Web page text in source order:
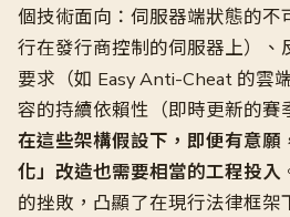
個技術面向：伺服器端狀態的不
行在發行商控制的伺服器上）、
要求（如 Easy Anti-Cheat 的雲
容的持續依賴性（即時更新的賽
在這些架構假設下，即便有意願
化」改造也需要相當的工程投入
的挫敗，凸顯了在現行法律框架